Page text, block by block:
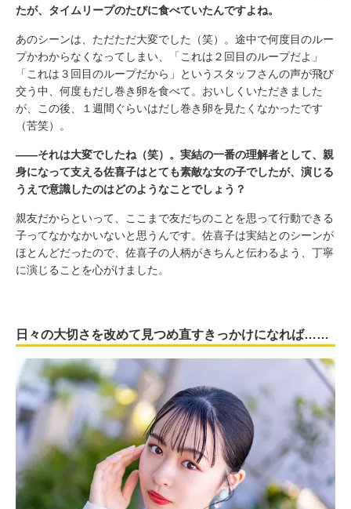
たが、タイムリープのたびに食べていたんですよね。
あのシーンは、ただただ大変でした（笑）。途中で何度目のルー
プかわからなくなってしまい、「これは２回目のループだよ」
「これは３回目のループだから」というスタッフさんの声が飛び
交う中、何度もだし巻き卵を食べて。おいしくいただきました
が、この後、１週間ぐらいはだし巻き卵を見たくなかったです
（苦笑）。
――それは大変でしたね（笑）。実結の一番の理解者として、親
身になって支える佐喜子はとても素敵な女の子でしたが、演じる
うえで意識したのはどのようなことでしょう？
親友だからといって、ここまで友だちのことを思って行動できる
子ってなかなかいないと思うんです。佐喜子は実結とのシーンが
ほとんどだったので、佐喜子の人柄がきちんと伝わるよう、丁寧
に演じることを心がけました。
日々の大切さを改めて見つめ直すきっかけになれば……